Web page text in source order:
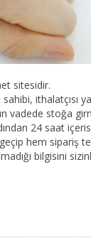
sitesidir.
ithalatçısı
vadede stoğa
24 saat
hem sipariş
bilgisini